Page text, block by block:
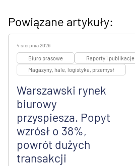
Powiązane artykuły:
4 sierpnia 2026
Biuro prasowe
Raporty i publikacje
Magazyny, hale, logistyka, przemysł
Warszawski rynek
biurowy
przyspiesza. Popyt
wzrósł o 38%,
powrót dużych
transakcji